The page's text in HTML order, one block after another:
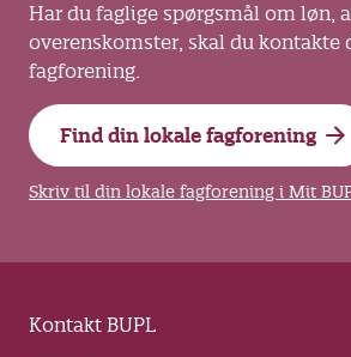
Har du faglige spørgsmål om løn,
overenskomster, skal du kontakte
fagforening.
Find din lokale fagforening
Skriv til din lokale fagforening i Mit
Kontakt BUPL